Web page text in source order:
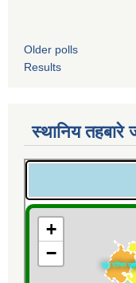
Older polls
Results
स्थानिय तहबारे